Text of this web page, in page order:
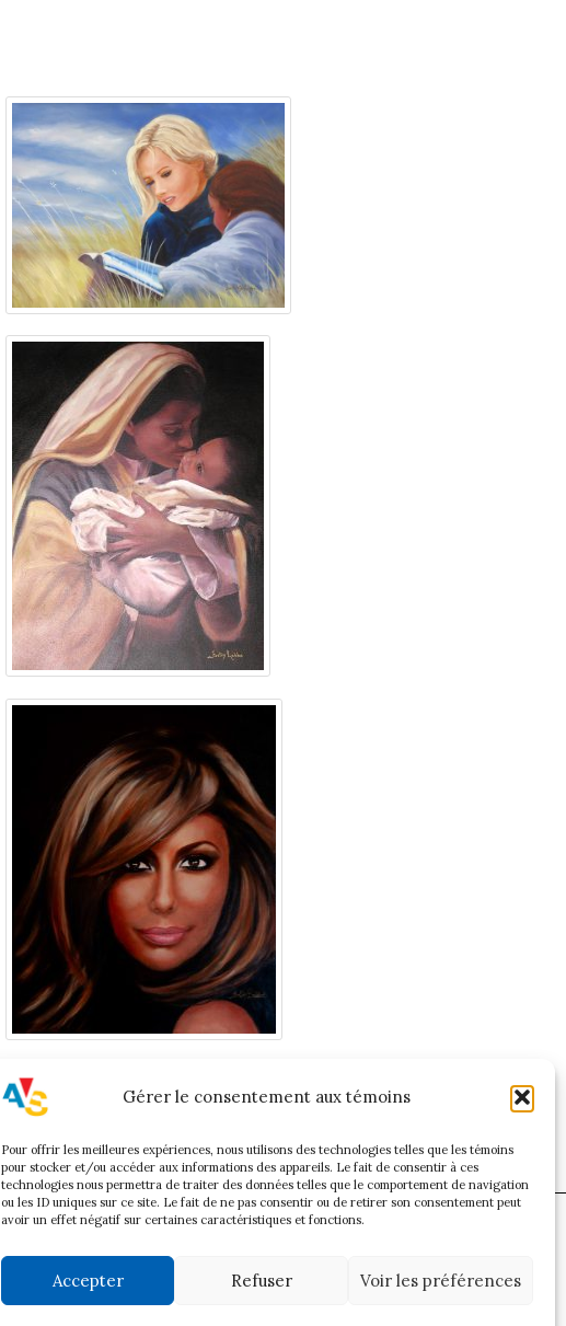
Gérer le consentement aux témoins
Pour offrir les meilleures expériences, nous utilisons des technologies telles que les témoins
pour stocker et/ou accéder aux informations des appareils. Le fait de consentir à ces
technologies nous permettra de traiter des données telles que le comportement de navigation
ou les ID uniques sur ce site. Le fait de ne pas consentir ou de retirer son consentement peut
avoir un effet négatif sur certaines caractéristiques et fonctions.
Accepter Refuser Voir les préférences